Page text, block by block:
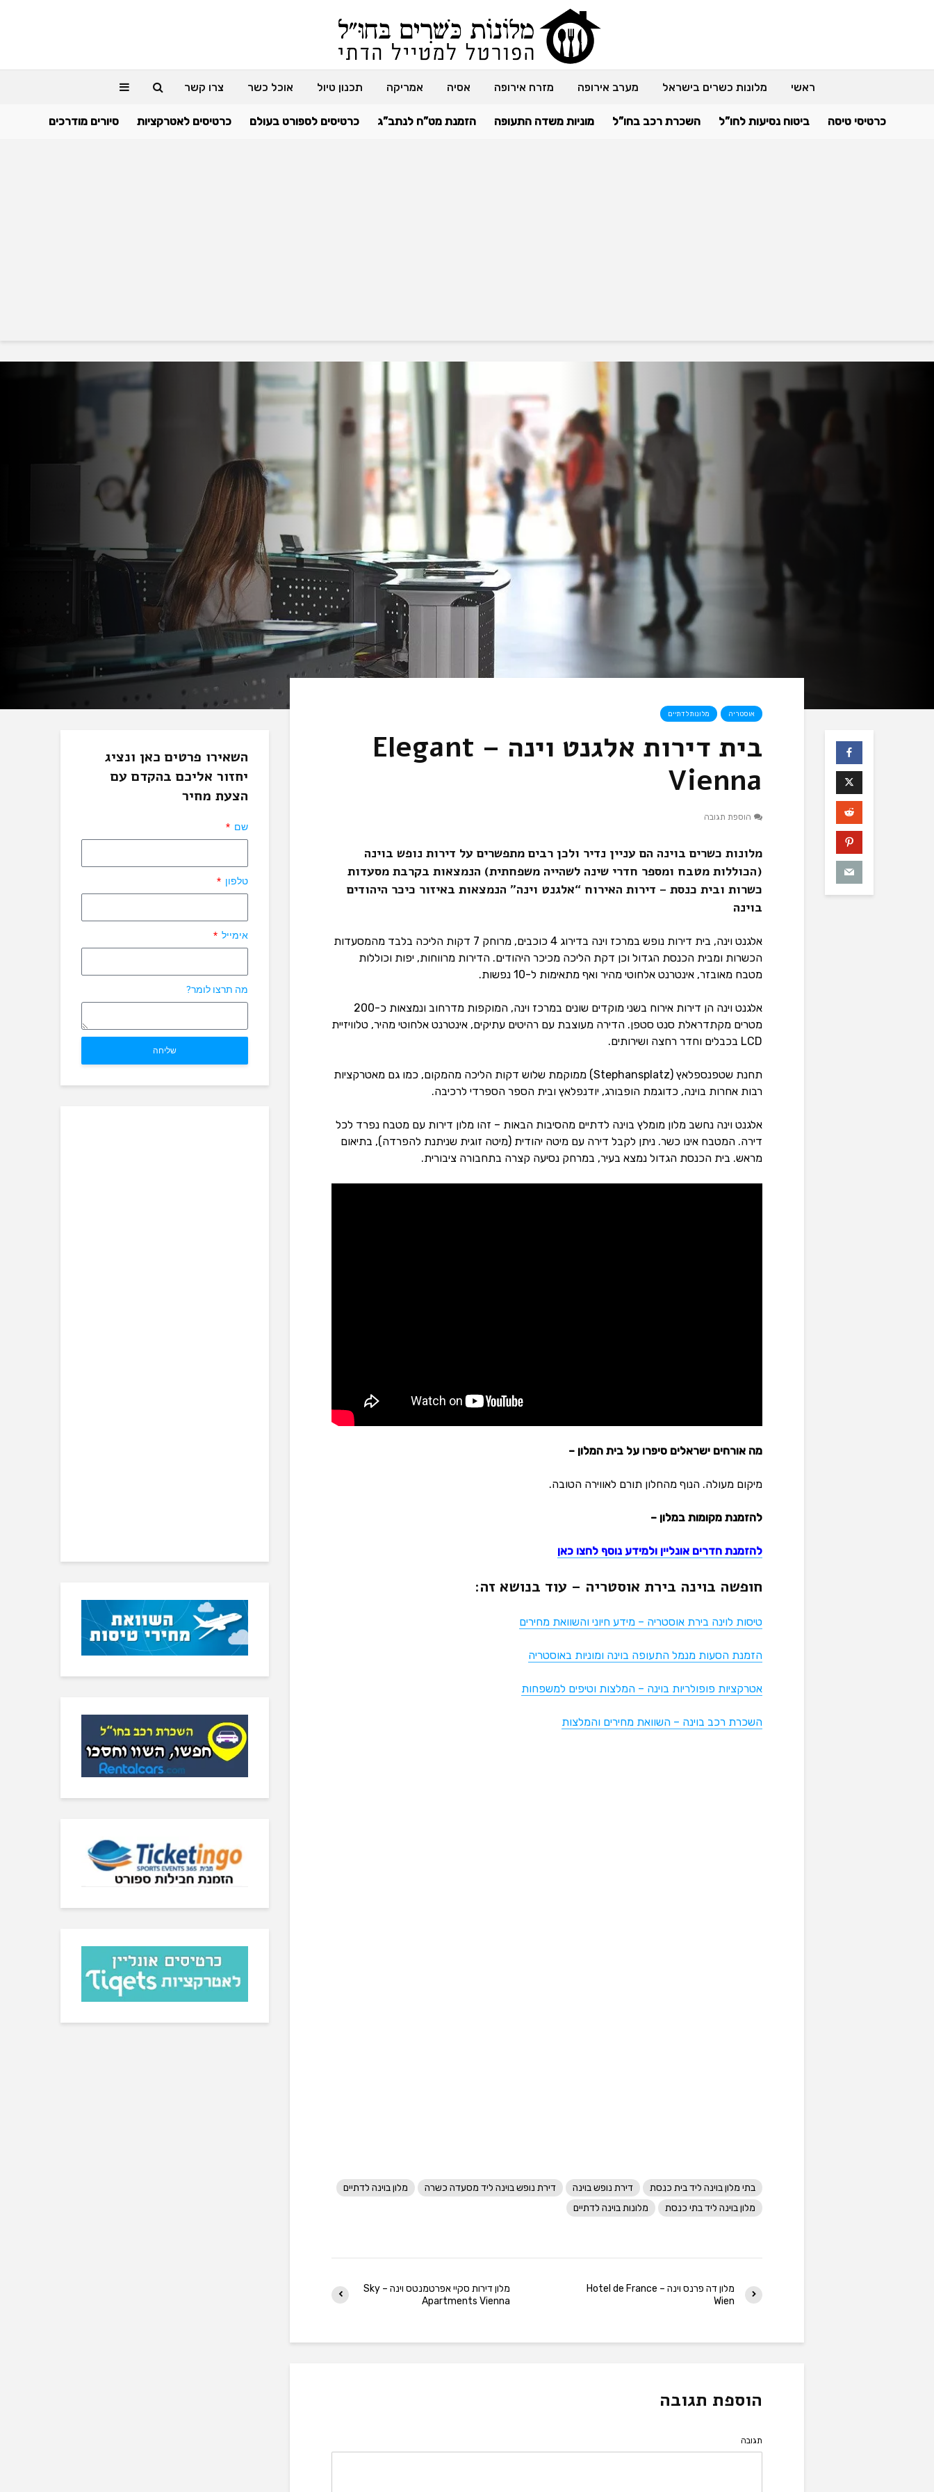
ראשי מלונות כשרים בישראל מערב אירופה מזרח אירופה אסיה אמריקה תכנון טיול אוכל כשר צרו קשר
כרטיסי טיסה ביטוח נסיעות לחו”ל השכרת רכב בחו”ל מוניות משדה התעופה הזמנת מט”ח לנתב”ג כרטיסים לספורט בעולם כרטיסים לאטרקציות סיורים מודרכים
אוסטריה מלונות לדתיים
בית דירות אלגנט וינה – Elegant
Vienna
הוספת תגובה
מלונות כשרים בוינה הם עניין נדיר ולכן רבים מתפשרים על דירות נופש בוינה
(הכוללות מטבח ומספר חדרי שינה לשהייה משפחתית) הנמצאות בקרבת מסעדות
כשרות ובית כנסת – דירות האירוח “אלגנט וינה” הנמצאות באיזור כיכר היהודים
בוינה
אלגנט וינה, בית דירות נופש במרכז וינה בדירוג 4 כוכבים, מרוחק 7 דקות הליכה בלבד מהמסעדות
הכשרות ומבית הכנסת הגדול וכן דקת הליכה מכיכר היהודים. הדירות מרווחות, יפות וכוללות
מטבח מאובזר, אינטרנט אלחוטי מהיר ואף מתאימות ל-10 נפשות.
אלגנט וינה הן דירות אירוח בשני מוקדים שונים במרכז וינה, המוקפות מדרחוב ונמצאות כ-200
מטרים מקתדראלת סנט סטפן. הדירה מעוצבת עם רהיטים עתיקים, אינטרנט אלחוטי מהיר, טלוויזיית
LCD בכבלים וחדר רחצה ושירותים.
תחנת שטפנספלאץ (Stephansplatz) ממוקמת שלוש דקות הליכה מהמקום, כמו גם מאטרקציות
רבות אחרות בוינה, כדוגמת הופבורג, יודנפלאץ ובית הספר הספרדי לרכיבה.
אלגנט וינה נחשב מלון מומלץ בוינה לדתיים מהסיבות הבאות – זהו מלון דירות עם מטבח נפרד לכל
דירה. המטבח אינו כשר. ניתן לקבל דירה עם מיטה יהודית (מיטה זוגית שניתנת להפרדה), בתיאום
מראש. בית הכנסת הגדול נמצא בעיר, במרחק נסיעה קצרה בתחבורה ציבורית.
מה אורחים ישראלים סיפרו על בית המלון –
מיקום מעולה. הנוף מהחלון תורם לאווירה הטובה.
להזמנת מקומות במלון –
להזמנת חדרים אונליין ולמידע נוסף לחצו כאן
חופשה בוינה בירת אוסטריה – עוד בנושא זה:
טיסות לוינה בירת אוסטריה – מידע חיוני והשוואת מחירים
הזמנת הסעות מנמל התעופה בוינה ומוניות באוסטריה
אטרקציות פופולריות בוינה – המלצות וטיפים למשפחות
השכרת רכב בוינה – השוואת מחירים והמלצות
בתי מלון בוינה ליד בית כנסת דירת נופש בוינה דירת נופש בוינה ליד מסעדה כשרה
מלון בוינה לדתיים
מלון בוינה ליד בתי כנסת
מלונות בוינה לדתיים
מלון דירות סקיי אפרטמנטס וינה – Sky
Apartments Vienna
מלון דה פרנס וינה – Hotel de France
Wien
הוספת תגובה
תגובה
השאירו פרטים כאן ונציג
יחזור אליכם בהקדם עם
הצעת מחיר
שם
טלפון
אימייל
מה תרצו לומר?
שליחה